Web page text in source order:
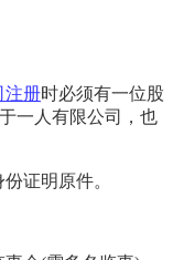
注册时必须有一位股
一人有限公司，也
证明原件。